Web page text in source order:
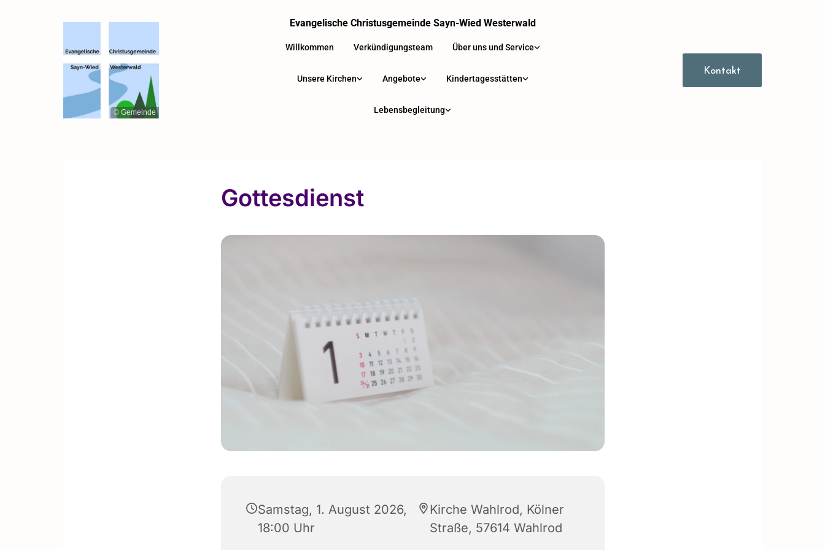
© Gemeinde
Evangelische Christusgemeinde Sayn-Wied Westerwald
Willkommen Verkündigungsteam Über uns und Service
Unsere Kirchen Angebote Kindertagesstätten
Lebensbegleitung
Kontakt
Gottesdienst
Samstag, 1. August 2026,
18:00 Uhr
Kirche Wahlrod, Kölner
Straße, 57614 Wahlrod